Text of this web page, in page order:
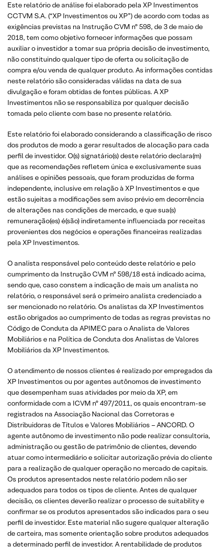
Este relatório de análise foi elaborado pela XP Investimentos
CCTVM S.A. (“XP Investimentos ou XP”) de acordo com todas as
exigências previstas na Instrução CVM nº 598, de 3 de maio de
2018, tem como objetivo fornecer informações que possam
auxiliar o investidor a tomar sua própria decisão de investimento,
não constituindo qualquer tipo de oferta ou solicitação de
compra e/ou venda de qualquer produto. As informações contidas
neste relatório são consideradas válidas na data de sua
divulgação e foram obtidas de fontes públicas. A XP
Investimentos não se responsabiliza por qualquer decisão
tomada pelo cliente com base no presente relatório.
Este relatório foi elaborado considerando a classificação de risco
dos produtos de modo a gerar resultados de alocação para cada
perfil de investidor. O(s) signatário(s) deste relatório declara(m)
que as recomendações refletem única e exclusivamente suas
análises e opiniões pessoais, que foram produzidas de forma
independente, inclusive em relação à XP Investimentos e que
estão sujeitas a modificações sem aviso prévio em decorrência
de alterações nas condições de mercado, e que sua(s)
remuneração(es) é(são) indiretamente influenciada por receitas
provenientes dos negócios e operações financeiras realizadas
pela XP Investimentos.
O analista responsável pelo conteúdo deste relatório e pelo
cumprimento da Instrução CVM nº 598/18 está indicado acima,
sendo que, caso constem a indicação de mais um analista no
relatório, o responsável será o primeiro analista credenciado a
ser mencionado no relatório. Os analistas da XP Investimentos
estão obrigados ao cumprimento de todas as regras previstas no
Código de Conduta da APIMEC para o Analista de Valores
Mobiliários e na Política de Conduta dos Analistas de Valores
Mobiliários da XP Investimentos.
O atendimento de nossos clientes é realizado por empregados da
XP Investimentos ou por agentes autônomos de investimento
que desempenham suas atividades por meio da XP, em
conformidade com a ICVM nº 497/2011, os quais encontram-se
registrados na Associação Nacional das Corretoras e
Distribuidoras de Títulos e Valores Mobiliários – ANCORD. O
agente autônomo de investimento não pode realizar consultoria,
administração ou gestão de patrimônio de clientes, devendo
atuar como intermediário e solicitar autorização prévia do cliente
para a realização de qualquer operação no mercado de capitais.
Os produtos apresentados neste relatório podem não ser
adequados para todos os tipos de cliente. Antes de qualquer
decisão, os clientes deverão realizar o processo de suitability e
confirmar se os produtos apresentados são indicados para o seu
perfil de investidor. Este material não sugere qualquer alteração
de carteira, mas somente orientação sobre produtos adequados
a determinado perfil de investidor. A rentabilidade de produtos